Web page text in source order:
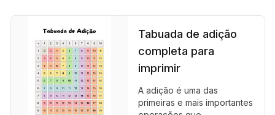
Tabuada de adição
completa para
imprimir
A adição é uma das
primeiras e mais importantes